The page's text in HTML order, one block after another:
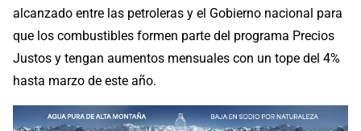
alcanzado entre las petroleras y el Gobierno nacional para
que los combustibles formen parte del programa Precios
Justos y tengan aumentos mensuales con un tope del 4%
hasta marzo de este año.